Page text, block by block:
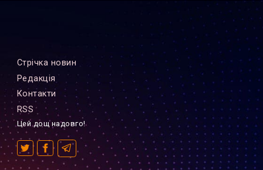
Стрiчка новин
Редакцiя
Контакти
RSS
Цей дощ надовго!